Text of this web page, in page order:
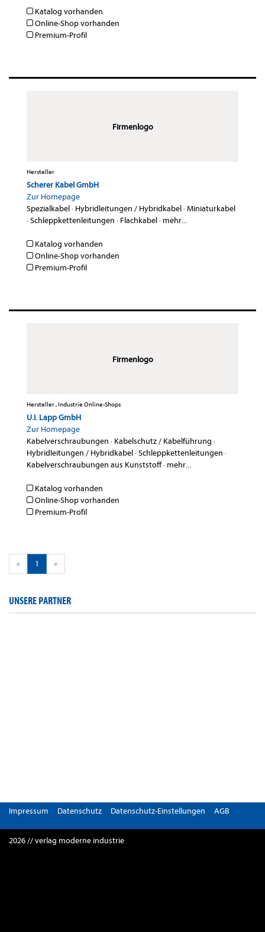
Katalog vorhanden
Online-Shop vorhanden
Premium-Profil
Firmenlogo
Hersteller
Scherer Kabel GmbH
Zur Homepage
Spezialkabel· Hybridleitungen / Hybridkabel·Miniaturkabel
·Schleppkettenleitungen · Flachkabel· mehr...
Katalog vorhanden
Online-Shop vorhanden
Premium-Profil
Firmenlogo
Hersteller , Industrie Online-Shops
U.I. Lapp GmbH
Zur Homepage
Kabelverschraubungen · Kabelschutz / Kabelführung ·
Hybridleitungen / Hybridkabel·Schleppkettenleitungen ·
Kabelverschraubungen aus Kunststoff· mehr...
Katalog vorhanden
Online-Shop vorhanden
Premium-Profil
« 1 »
UNSERE PARTNER
Impressum Datenschutz Datenschutz-Einstellungen AGB
2026 // verlag moderne industrie